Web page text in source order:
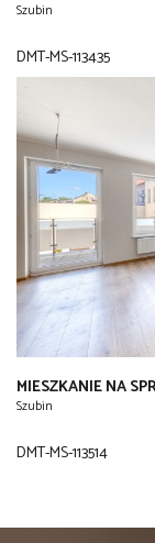
Szubin
DMT-MS-113435
MIESZKANIE NA
Szubin
DMT-MS-113514